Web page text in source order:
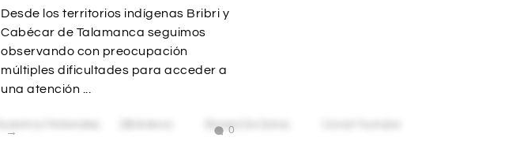
Desde los territorios indígenas Bribri y
Cabécar de Talamanca seguimos
observando con preocupación
múltiples dificultades para acceder a
una atención ...
0